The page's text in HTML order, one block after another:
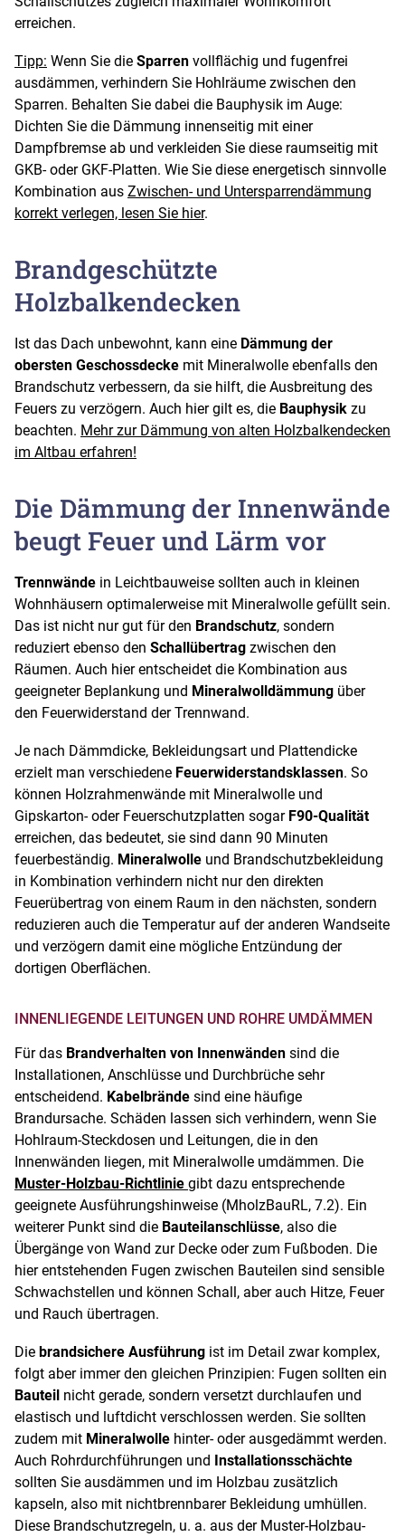
erreichen.
Tipp: Wenn Sie die Sparren vollflächig und fugenfrei
ausdämmen, verhindern Sie Hohlräume zwischen den
Sparren. Behalten Sie dabei die Bauphysik im Auge:
Dichten Sie die Dämmung innenseitig mit einer
Dampfbremse ab und verkleiden Sie diese raumseitig mit
GKB- oder GKF-Platten. Wie Sie diese energetisch sinnvolle
Kombination aus Zwischen- und Untersparrendämmung
korrekt verlegen, lesen Sie hier.
Brandgeschützte
Holzbalkendecken
Ist das Dach unbewohnt, kann eine Dämmung der
obersten Geschossdecke mit Mineralwolle ebenfalls den
Brandschutz verbessern, da sie hilft, die Ausbreitung des
Feuers zu verzögern. Auch hier gilt es, die Bauphysik zu
beachten. Mehr zur Dämmung von alten Holzbalkendecken
im Altbau erfahren!
Die Dämmung der Innenwände
beugt Feuer und Lärm vor
Trennwände in Leichtbauweise sollten auch in kleinen
Wohnhäusern optimalerweise mit Mineralwolle gefüllt sein.
Das ist nicht nur gut für den Brandschutz, sondern
reduziert ebenso den Schallübertrag zwischen den
Räumen. Auch hier entscheidet die Kombination aus
geeigneter Beplankung und Mineralwolldämmung über
den Feuerwiderstand der Trennwand.
Je nach Dämmdicke, Bekleidungsart und Plattendicke
erzielt man verschiedene Feuerwiderstandsklassen. So
können Holzrahmenwände mit Mineralwolle und
Gipskarton- oder Feuerschutzplatten sogar F90-Qualität
erreichen, das bedeutet, sie sind dann 90 Minuten
feuerbeständig. Mineralwolle und Brandschutzbekleidung
in Kombination verhindern nicht nur den direkten
Feuerübertrag von einem Raum in den nächsten, sondern
reduzieren auch die Temperatur auf der anderen Wandseite
und verzögern damit eine mögliche Entzündung der
dortigen Oberflächen.
INNENLIEGENDE LEITUNGEN UND ROHRE UMDÄMMEN
Für das Brandverhalten von Innenwänden sind die
Installationen, Anschlüsse und Durchbrüche sehr
entscheidend. Kabelbrände sind eine häufige
Brandursache. Schäden lassen sich verhindern, wenn Sie
Hohlraum-Steckdosen und Leitungen, die in den
Innenwänden liegen, mit Mineralwolle umdämmen. Die
Muster-Holzbau-Richtlinie gibt dazu entsprechende
geeignete Ausführungshinweise (MholzBauRL, 7.2). Ein
weiterer Punkt sind die Bauteilanschlüsse, also die
Übergänge von Wand zur Decke oder zum Fußboden. Die
hier entstehenden Fugen zwischen Bauteilen sind sensible
Schwachstellen und können Schall, aber auch Hitze, Feuer
und Rauch übertragen.
Die brandsichere Ausführung ist im Detail zwar komplex,
folgt aber immer den gleichen Prinzipien: Fugen sollten ein
Bauteil nicht gerade, sondern versetzt durchlaufen und
elastisch und luftdicht verschlossen werden. Sie sollten
zudem mit Mineralwolle hinter- oder ausgedämmt werden.
Auch Rohrdurchführungen und Installationsschächte
sollten Sie ausdämmen und im Holzbau zusätzlich
kapseln, also mit nichtbrennbarer Bekleidung umhüllen.
Diese Brandschutzregeln, u. a. aus der Muster-Holzbau-